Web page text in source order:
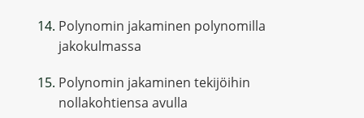
Polynomin jakaminen polynomilla
jakokulmassa
Polynomin jakaminen tekijöihin
nollakohtiensa avulla